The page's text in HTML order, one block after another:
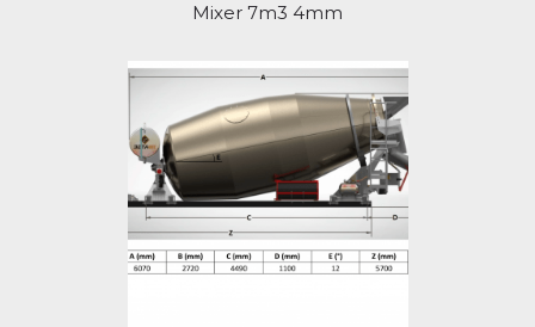
Mixer 7m3 4mm